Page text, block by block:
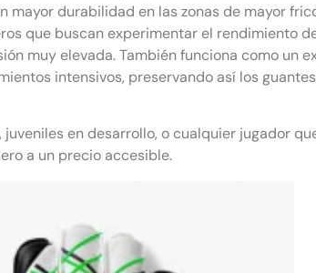
mayor durabilidad en las zonas de mayor
que buscan experimentar el rendimiento
muy elevada. También funciona como un
intensivos, preservando así los
juveniles en desarrollo, o cualquier jugador
a un precio accesible.